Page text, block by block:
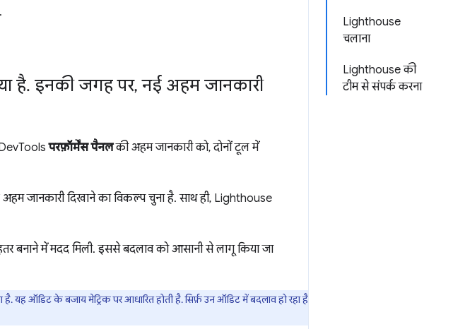
Lighthouse
चलाना
Lighthouse की
टीम से संपर्क करना
है. इनकी जगह पर, नई अहम जानकारी
परफ़ॉर्मेंस पैनलकी अहम जानकारी को, दोनों टूल में
जानकारी दिखाने का विकल्प चुना है. साथ ही, Lighthouse
बनाने में मदद मिली. इससे बदलाव को आसानी से लागू किया जा
यह ऑडिट के बजाय मेट्रिक पर आधारित होती है. सिर्फ़ उन ऑडिट में बदलाव हो रहा है